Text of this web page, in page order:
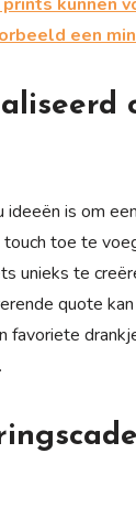
een
is om
toe te
unieks te
quote
favoriete